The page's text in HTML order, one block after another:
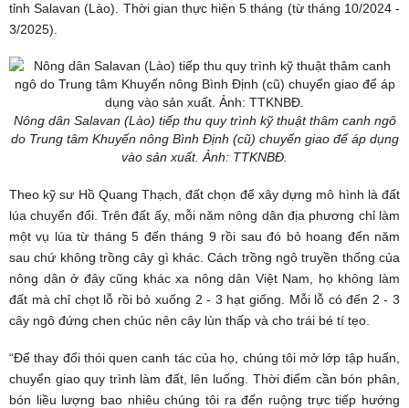
tỉnh Salavan (Lào). Thời gian thực hiện 5 tháng (từ tháng 10/2024 -
3/2025).
Nông dân Salavan (Lào) tiếp thu quy trình kỹ thuật thâm canh ngô
do Trung tâm Khuyến nông Bình Định (cũ) chuyển giao để áp dụng
vào sản xuất. Ảnh: TTKNBĐ.
Theo kỹ sư Hồ Quang Thạch, đất chọn để xây dựng mô hình là đất
lúa chuyển đổi. Trên đất ấy, mỗi năm nông dân địa phương chỉ làm
một vụ lúa từ tháng 5 đến tháng 9 rồi sau đó bỏ hoang đến năm
sau chứ không trồng cây gì khác. Cách trồng ngô truyền thống của
nông dân ở đây cũng khác xa nông dân Việt Nam, họ không làm
đất mà chỉ chọt lỗ rồi bỏ xuống 2 - 3 hạt giống. Mỗi lỗ có đến 2 - 3
cây ngô đứng chen chúc nên cây lùn thấp và cho trái bé tí tẹo.
“Để thay đổi thói quen canh tác của họ, chúng tôi mở lớp tập huấn,
chuyển giao quy trình làm đất, lên luống. Thời điểm cần bón phân,
bón liều lượng bao nhiêu chúng tôi ra đến ruộng trực tiếp hướng